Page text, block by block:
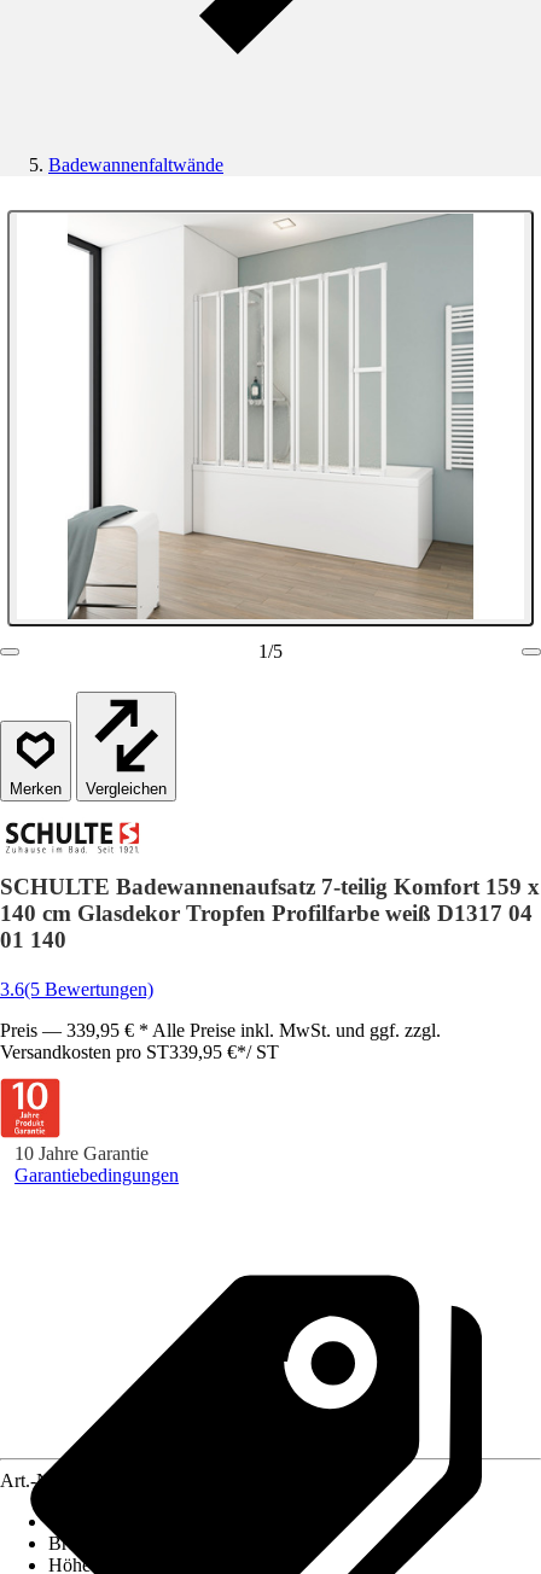
Badewannenfaltwände
1/5
Vergleichen
SCHULTE Badewannenaufsatz 7-teilig Komfort 159 x
140 cm Glasdekor Tropfen Profilfarbe weiß D1317 04
01 140
3.6(5 Bewertungen)
Preis — 339,95 € * Alle Preise inkl. MwSt. und ggf. zzgl.
Versandkosten pro ST339,95 €*/ ST
10 Jahre Garantie
Garantiebedingungen
Art.-Nr.
Breite
Höhe